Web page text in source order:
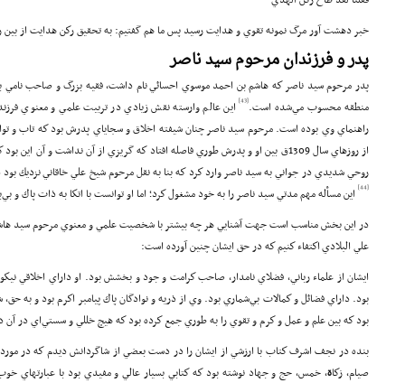
خبر دهشت آور مرگ نمونه تقوي و هدايت رسيد پس ما هم گفتيم: به تحقيق ركن هدايت از
پدر و فرزندان مرحوم سيد ناصر
پدر مرحوم سيد ناصر كه هاشم بن احمد موسوي احسائي نام داشت، فقيه بزرگ و صاحب نامي
منطقه محسوب مي‌شده است.[43]
اين عالم وارسته نقش زيادي در تربيت علمي و معنوي
راهنماي وي بوده است. مرحوم سيد ناصر چنان شيفته اخلاق و سجاياي پدرش بود كه تاب و
از روزهاي سال 1309ق بين او و پدرش طوري فاصله افتاد كه گريزي از آن نداشت و
روحي شديدي در جواني به سيد ناصر وارد كرد كه بنا به نقل مرحوم شيخ علي خاقاني نزديك
[44]
اين مسأله مهم مدتي سيد ناصر را به خود مشغول كرد؛ اما او توانست با اتكا به ذات پاك و
در اين بخش مناسب است جهت آشنايي هر چه بيشتر با شخصيت علمي و معنوي مرحوم سيد
علي البلادي اكتفاء كنيم كه در حق ايشان چنين آورده است:
ايشان از علماء رباني، فضلاي نامدار، صاحب كرامت و جود و بخشش بود. او داراي اخلاقي
بود. داراي فضائل و كمالات بي‌شماري بود. وي از ذريه و نوادگان پاك پيامبر اكرم بود و به
بود كه بين علم و عمل و كرم و تقوي را به طوري جمع كرده بود كه هيچ خللي و سستي‌اي در
بنده در نجف اشرف كتاب با ارزشي از ايشان را در دست بعضي از شاگردانش ديدم كه در
صيام، زكاة، خمس، حج و جهاد نوشته بود كه كتابي بسيار عالي و مفيدي بود با عبارتهاي